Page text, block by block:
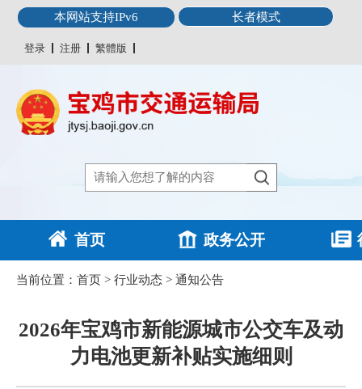
本网站支持IPv6 长者模式
登录 注册 繁體版
首页 政务公开
当前位置： 首页 > 行业动态 > 通知公告
2026年宝鸡市新能源城市公交车及动
力电池更新补贴实施细则